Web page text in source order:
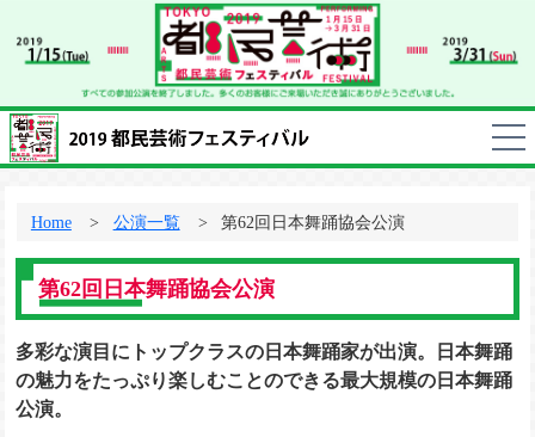
Home 公演一覧 第62回日本舞踊協会公演
第62回日本舞踊協会公演
多彩な演目にトップクラスの日本舞踊家が出演。日本舞踊
の魅力をたっぷり楽しむことのできる最大規模の日本舞踊
公演。